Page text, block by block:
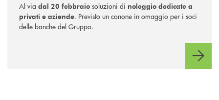
Al via dal 20 febbraio soluzioni di noleggio dedicate a
privati e aziende. Previsto un canone in omaggio per i soci
delle banche del Gruppo.